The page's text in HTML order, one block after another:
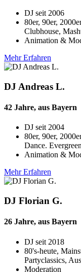
DJ seit 2006
80er, 90er,
Clubhouse,
Animation &
Mehr Erfahren
DJ Andreas L.
42 Jahre, aus Bayern
DJ seit 2004
80er, 90er,
Dance.
Animation &
Mehr Erfahren
DJ Florian G.
26 Jahre, aus Bayern
DJ seit 2018
80's-heute,
Partyclassics,
Moderation